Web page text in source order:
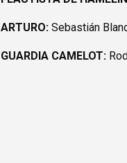
ARTURO:Sebastián
GUARDIA CAMELOT: